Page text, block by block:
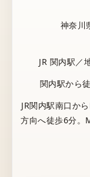
神奈川
JR 関内駅／
関内駅から
JR関内駅南口か
方向へ徒歩6分。